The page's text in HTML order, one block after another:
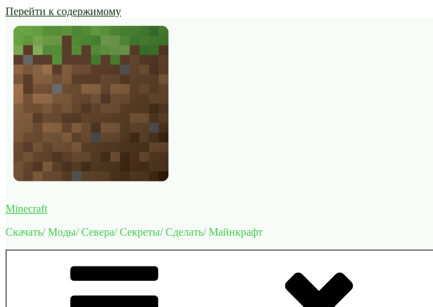
Перейти к содержимому
Minecraft
Скачать/ Моды/ Севера/ Секреты/ Сделать/ Майнкрафт